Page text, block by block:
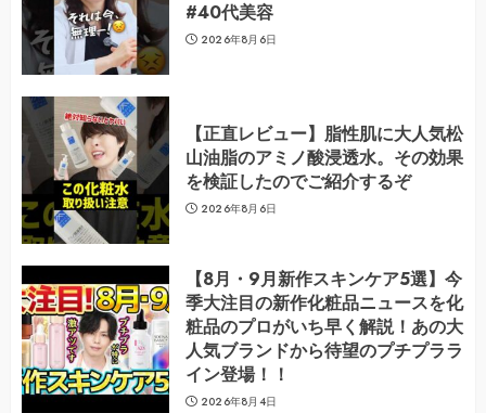
#40代美容
2026年8月6日
【正直レビュー】脂性肌に大人気松
山油脂のアミノ酸浸透水。その効果
を検証したのでご紹介するぞ
2026年8月6日
【8月・9月新作スキンケア5選】今
季大注目の新作化粧品ニュースを化
粧品のプロがいち早く解説！あの大
人気ブランドから待望のプチプララ
イン登場！！
2026年8月4日